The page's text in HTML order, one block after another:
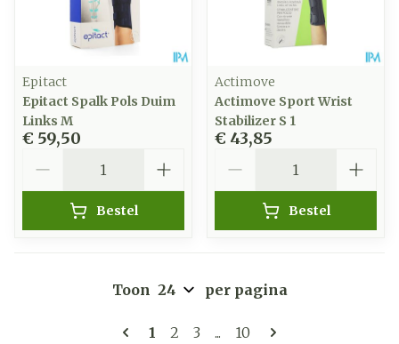
Epitact
Epitact Spalk Pols Duim
Links M
€ 59,50
Bestel
Actimove
Actimove Sport Wrist
Stabilizer S 1
€ 43,85
Bestel
Pagina's
U lees momenteel pagina
1 Pagina
2 Pagina
3 ... Pagina
10
Toon per pagina